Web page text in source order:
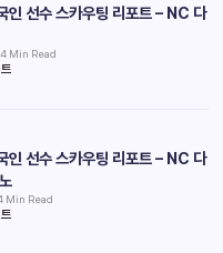
선수 스카우팅 리포트 – NC 다
4 Min Read
선수 스카우팅 리포트 – NC 다
Min Read